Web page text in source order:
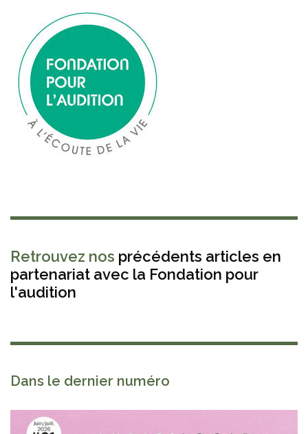
Retrouvez nos précédents articles en
partenariat avec la Fondation pour
l'audition
Dans le dernier numéro